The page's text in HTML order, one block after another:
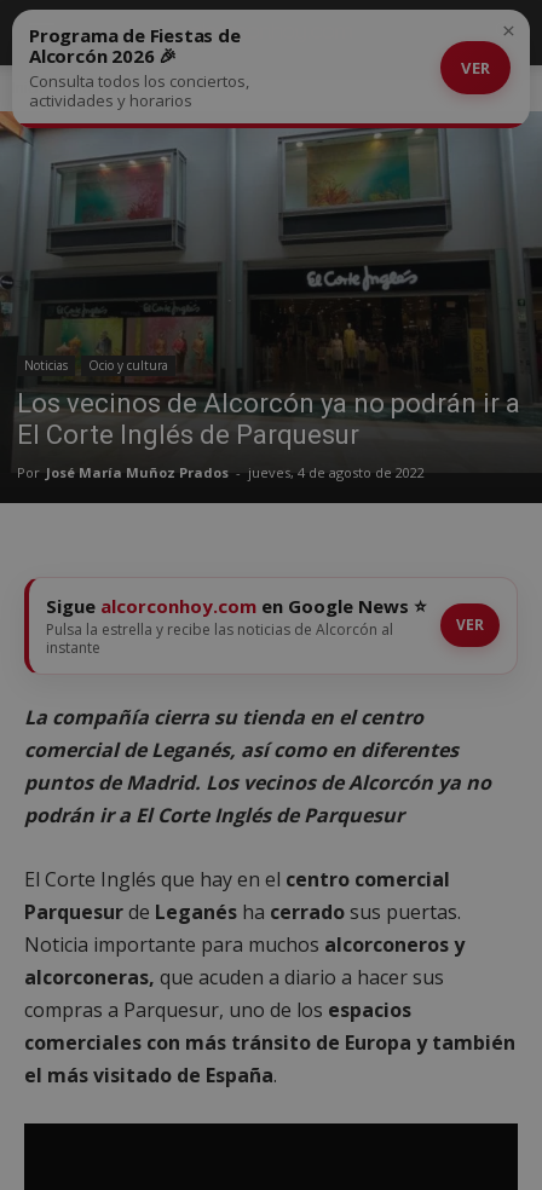
Inicio Noticias
Noticias Ocio y cultura
Los vecinos de Alcorcón ya no podrán ir a
El Corte Inglés de Parquesur
Por José María Muñoz Prados - jueves, 4 de agosto de 2022
Programa de Fiestas de
Alcorcón 2026 🎉
Consulta todos los conciertos,
actividades y horarios
VER
×
Sigue alcorconhoy.com en Google News ⭐
Pulsa la estrella y recibe las noticias de Alcorcón al
instante
VER
La compañía cierra su tienda en el centro
comercial de Leganés, así como en diferentes
puntos de Madrid. Los vecinos de Alcorcón ya no
podrán ir a El Corte Inglés de Parquesur
El Corte Inglés que hay en el centro comercial
Parquesurde Leganés ha cerradosus puertas.
Noticia importante para muchos alcorconeros y
alcorconeras, que acuden a diario a hacer sus
compras a Parquesur, uno de los espacios
comerciales con más tránsito de Europa y también
el más visitado de España.